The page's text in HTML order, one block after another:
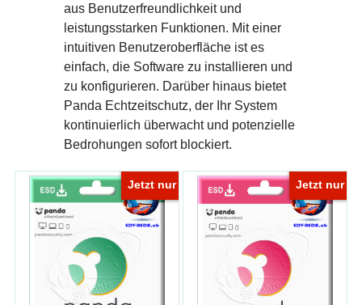
aus Benutzerfreundlichkeit und
leistungsstarken Funktionen. Mit einer
intuitiven Benutzeroberfläche ist es
einfach, die Software zu installieren und
zu konfigurieren. Darüber hinaus bietet
Panda Echtzeitschutz, der Ihr System
kontinuierlich überwacht und potenzielle
Bedrohungen sofort blockiert.
Jetzt nur Jetzt nur